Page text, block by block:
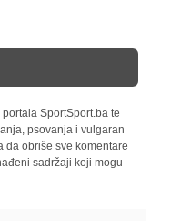
SportSport.ba te
psovanja i vulgaran
da obriše sve komentare
sadržaji koji mogu